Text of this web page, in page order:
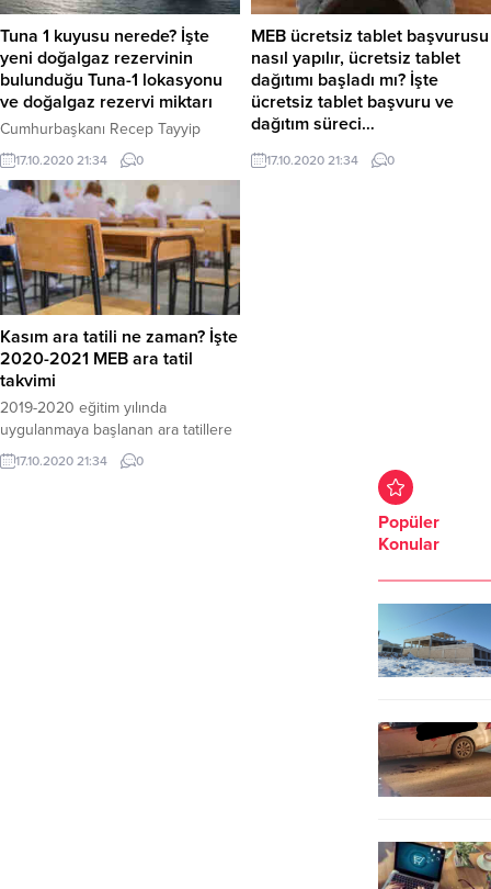
Tuna 1 kuyusu nerede? İşte
yeni doğalgaz rezervinin
bulunduğu Tuna-1 lokasyonu
ve doğalgaz rezervi miktarı
Cumhurbaşkanı Recep Tayyip
Erdoğan’ın açıklamaları ardından
gözler bir kez daha Tuna-1
lokasyonuna
çevrildi.Cumhurbaşkanı Erdoğan,
‘Sakarya Sahası'nın Tuna-1
bölgesindeki toplam doğal gaz
rezervi miktarı 405 milyar
metreküpü buldu. Hedefimiz 2023
yılında bu gazı milletimizin
kullanımına sunmaktır.’ dedi. Peki,
Tuna 1 kuyusu nerede? İşte yeni
doğalgaz rezervinin bulunduğu
Tuna-1 lokasyonu ve doğalgaz...
17.10.2020 21:34 0
MEB ücretsiz tablet başvurusu
nasıl yapılır, ücretsiz tablet
dağıtımı başladı mı? İşte
ücretsiz tablet başvuru ve
dağıtım süreci…
Milli Eğitim Bakanlığı, uzaktan eğitim
sürecinde imkanı olmayan
17.10.2020 21:34 0
Kasım ara tatili ne zaman? İşte
2020-2021 MEB ara tatil
takvimi
2019-2020 eğitim yılında
uygulanmaya başlanan ara tatillere
bu yıl da devam edilecek. Kasım ve
Nisan aylarında uygulanan ara
17.10.2020 21:34 0
Popüler
Konular